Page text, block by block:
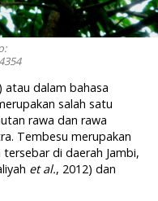
) atau dalam bahasa
salah satu
rawa dan rawa
Tembesu merupakan
di daerah Jambi,
et al., 2012) dan